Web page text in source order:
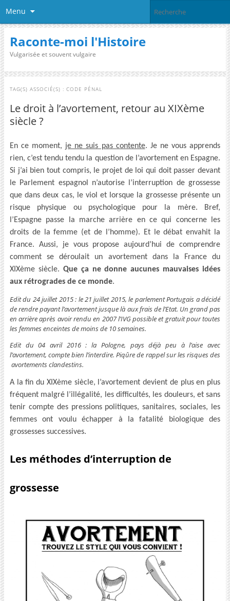
Menu
Raconte-moi l'Histoire
Vulgarisée et souvent vulgaire
TAG(S) ASSOCIÉ(S) : CODE PÉNAL
Le droit à l’avortement, retour au XIXème
siècle ?
En ce moment, je ne suis pas contente. Je ne vous apprends
rien, c’est tendu tendu la question de l’avortement en Espagne.
Si j’ai bien tout compris, le projet de loi qui doit passer devant
le Parlement espagnol n’autorise l’interruption de grossesse
que dans deux cas, le viol et lorsque la grossesse présente un
risque physique ou psychologique pour la mère. Bref,
l’Espagne passe la marche arrière en ce qui concerne les
droits de la femme (et de l’homme). Et le débat envahit la
France. Aussi, je vous propose aujourd’hui de comprendre
comment se déroulait un avortement dans la France du
XIXème siècle. Que ça ne donne aucunes mauvaises idées
aux rétrogrades de ce monde.
Edit du 24 juillet 2015 : le 21 juillet 2015, le parlement Portugais a décidé
de rendre payant l’avortement jusque là aux frais de l’Etat. Un grand pas
en arrière après avoir rendu en 2007 l’IVG possible et gratuit pour toutes
les femmes enceintes de moins de 10 semaines.
Edit du 04 avril 2016 : la Pologne, pays déjà peu à l’aise avec
l’avortement, compte bien l’interdire. Piqûre de rappel sur les risques des
avortements clandestins.
A la fin du XIXème siècle, l’avortement devient de plus en plus
fréquent malgré l’illégalité, les difficultés, les douleurs, et sans
tenir compte des pressions politiques, sanitaires, sociales, les
femmes ont voulu échapper à la fatalité biologique des
grossesses successives.
Les méthodes d’interruption de
grossesse